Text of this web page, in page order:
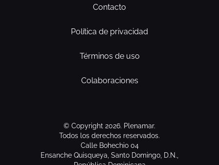
Contacto
Política de privacidad
Términos de uso
Colaboraciones
© Copyright 2026. Plenamar.
Todos los derechos reservados.
Calle Bohechio 04
Ensanche Quisqueya, Santo Domingo, D.N.,